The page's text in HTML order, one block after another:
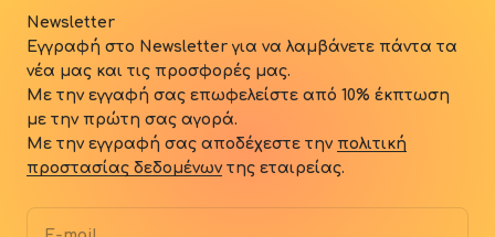
Newsletter
Εγγραφή στο Newsletter για να λαμβάνετε πάντα τα
νέα μας και τις προσφορές μας.
Με την εγγαφή σας επωφελείστε από 10% έκπτωση
με την πρώτη σας αγορά.
Με την εγγραφή σας αποδέχεστε την πολιτική
προστασίας δεδομένων της εταιρείας.